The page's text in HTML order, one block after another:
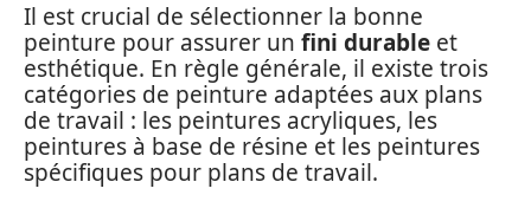
Il est crucial de sélectionner la bonne
peinture pour assurer un fini durable et
esthétique. En règle générale, il existe trois
catégories de peinture adaptées aux plans
de travail : les peintures acryliques, les
peintures à base de résine et les peintures
spécifiques pour plans de travail.